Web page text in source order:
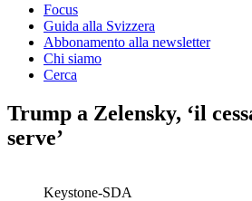
Focus
Guida alla Svizzera
Abbonamento alla newsletter
Chi siamo
Cerca
Trump a Zelensky, ‘il
serve’
Keystone-SDA